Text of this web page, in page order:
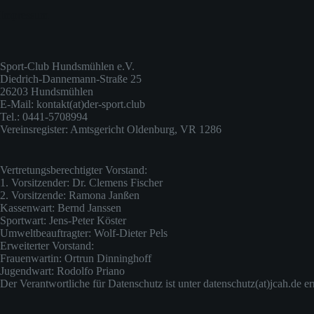
Sport-Club Hundsmühlen e.V.
Diedrich-Dannemann-Straße 25
26203 Hundsmühlen
E-Mail: kontakt(at)der-sport.club
Tel.: 0441-5708994
Vereinsregister: Amtsgericht Oldenburg, VR 1286
Vertretungsberechtigter Vorstand:
1. Vorsitzender: Dr. Clemens Fischer
2. Vorsitzende: Ramona Janßen
Kassenwart: Bernd Janssen
Sportwart: Jens-Peter Köster
Umweltbeauftragter: Wolf-Dieter Pels
Erweiterter Vorstand:
Frauenwartin: Ortrun Dinninghoff
Jugendwart: Rodolfo Priano
Der Verantwortliche für Datenschutz ist unter datenschutz(at)jcah.de